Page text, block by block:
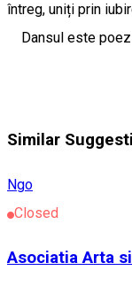
întreg, uniți prin
Dansul este
Similar
Ngo
Closed
Asociatia Arta